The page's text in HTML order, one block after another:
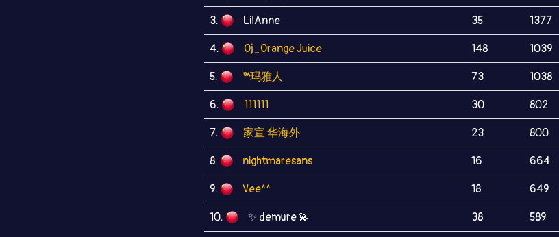
3. LilAnne 35 1377
4. Oj_Orange Juice 148 1039
5. ™玛雅人 73 1038
6. 111111 30 802
7. 家宣 华海外 23 800
8. nightmaresans 16 664
9. Vee^^ 18 649
10. ✨ demure 💫 38 589